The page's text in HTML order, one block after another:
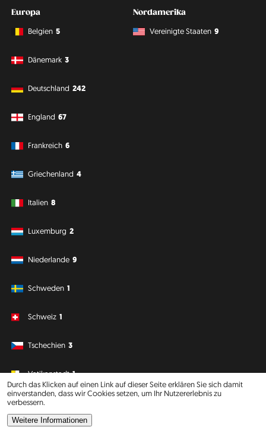
Durch das Klicken auf einen Link auf dieser Seite erklären Sie sich damit
einverstanden, dass wir Cookies setzen, um Ihr Nutzererlebnis zu
verbessern.
Weitere Informationen
Europa
Belgien 5
Dänemark 3
Deutschland 242
England 67
Frankreich 6
Griechenland 4
Italien 8
Luxemburg 2
Niederlande 9
Schweden 1
Schweiz 1
Tschechien 3
Vatikanstadt 1
Nordamerika
Vereinigte Staaten 9
Südamerika
Philipp J. Conrad ·